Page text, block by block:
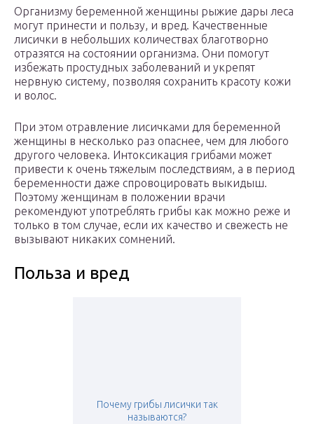
Организму беременной женщины рыжие дары леса
могут принести и пользу, и вред. Качественные
лисички в небольших количествах благотворно
отразятся на состоянии организма. Они помогут
избежать простудных заболеваний и укрепят
нервную систему, позволяя сохранить красоту кожи
и волос.
При этом отравление лисичками для беременной
женщины в несколько раз опаснее, чем для любого
другого человека. Интоксикация грибами может
привести к очень тяжелым последствиям, а в период
беременности даже спровоцировать выкидыш.
Поэтому женщинам в положении врачи
рекомендуют употреблять грибы как можно реже и
только в том случае, если их качество и свежесть не
вызывают никаких сомнений.
Польза и вред
Почему грибы лисички так
называются?